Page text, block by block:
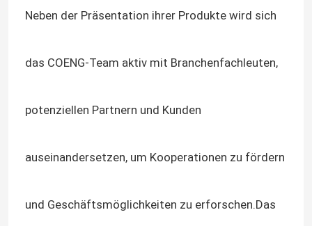
Neben der Präsentation ihrer Produkte wird sich
das COENG-Team aktiv mit Branchenfachleuten,
potenziellen Partnern und Kunden
auseinandersetzen, um Kooperationen zu fördern
und Geschäftsmöglichkeiten zu erforschen.Das